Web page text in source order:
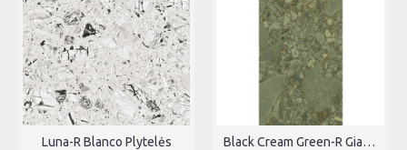
Luna-R Blanco Plytelės Black Cream Green-R Giada Plytelės